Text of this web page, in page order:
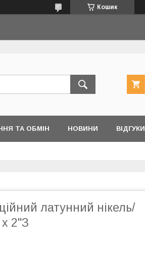
Кошик
ТА ОБМІН НОВИНИ ВІДГУКИ
латунний нікель/
2"З